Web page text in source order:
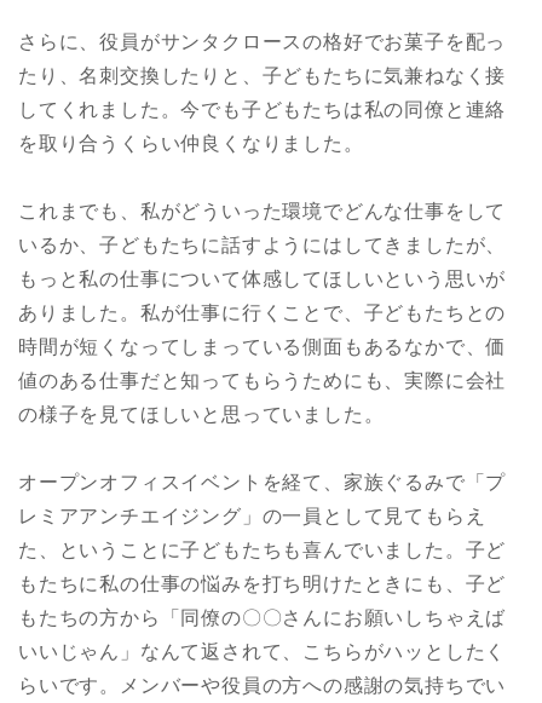
さらに、役員がサンタクロースの格好でお菓子を配っ
たり、名刺交換したりと、子どもたちに気兼ねなく接
してくれました。今でも子どもたちは私の同僚と連絡
を取り合うくらい仲良くなりました。
これまでも、私がどういった環境でどんな仕事をして
いるか、子どもたちに話すようにはしてきましたが、
もっと私の仕事について体感してほしいという思いが
ありました。私が仕事に行くことで、子どもたちとの
時間が短くなってしまっている側面もあるなかで、価
値のある仕事だと知ってもらうためにも、実際に会社
の様子を見てほしいと思っていました。
オープンオフィスイベントを経て、家族ぐるみで「プ
レミアアンチエイジング」の一員として見てもらえ
た、ということに子どもたちも喜んでいました。子ど
もたちに私の仕事の悩みを打ち明けたときにも、子ど
もたちの方から「同僚の〇〇さんにお願いしちゃえば
いいじゃん」なんて返されて、こちらがハッとしたく
らいです。メンバーや役員の方への感謝の気持ちでい